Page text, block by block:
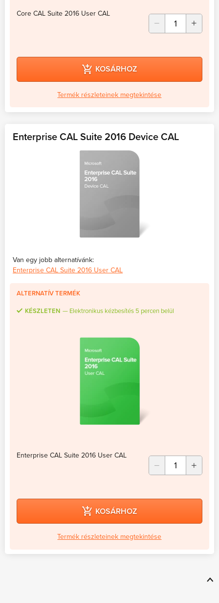
Core CAL Suite 2016 User CAL
KOSÁRHOZ
Termék részleteinek megtekintése
Enterprise CAL Suite 2016 Device CAL
Van egy jobb alternatívánk:
Enterprise CAL Suite 2016 User CAL
ALTERNATÍV TERMÉK
KÉSZLETEN Elektronikus kézbesítés 5 percen belül
Enterprise CAL Suite 2016 User CAL
KOSÁRHOZ
Termék részleteinek megtekintése